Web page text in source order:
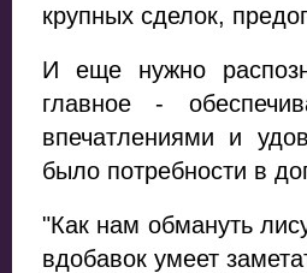
крупных сделок,
И еще нужно
главное -
впечатлениями и
было потребности в
"Как нам обмануть
вдобавок умеет